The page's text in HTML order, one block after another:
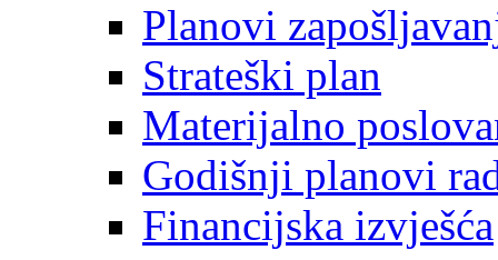
Planovi
Strateški plan
Materijalno
Godišnji planovi
Financijska izvješća